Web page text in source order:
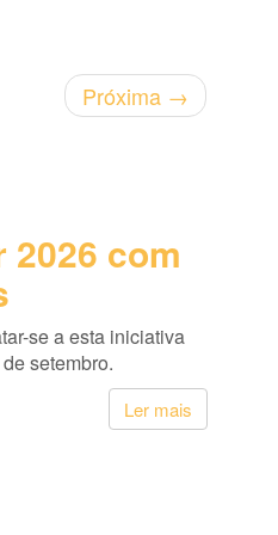
Próxima →
2026 com
se a esta iniciativa
setembro.
Ler mais